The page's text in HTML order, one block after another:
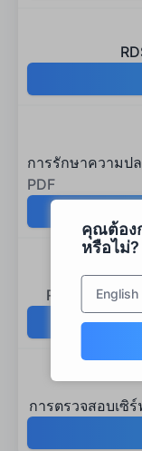
คุณต้อง
หรือไม่?
English
การรักษาความ
PDF
RDS
การตรวจสอบเซิ